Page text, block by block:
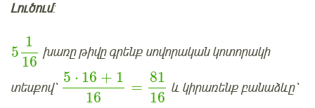
Լուծում:
5
1
16
խառը թիվը գրենք սովորական կոտորակի
տեսքով՝
5 ⋅ 16 + 1
16
=
81
16
և կիրառենք բանաձևը՝